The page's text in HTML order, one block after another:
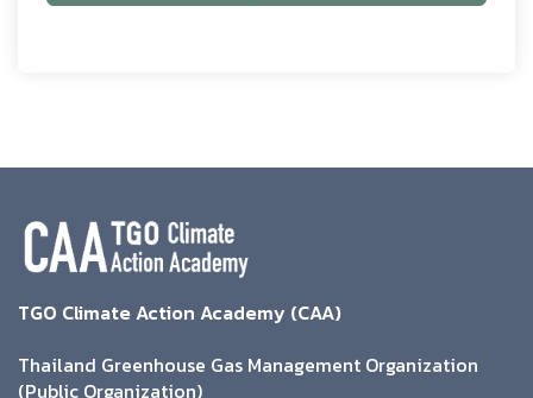
TGO Climate Action Academy (CAA)
Thailand Greenhouse Gas Management Organization
(Public Organization)